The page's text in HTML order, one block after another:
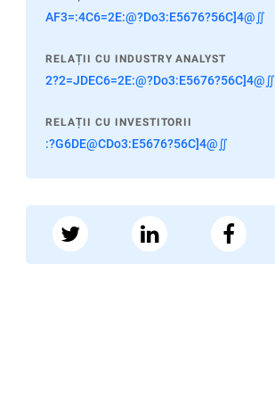
AF3=:4C6=2E:@?Do3:E5676?56C]4@∬
RELAȚII CU INDUSTRY ANALYST
2?2=JDEC6=2E:@?Do3:E5676?56C]4@∬
RELAȚII CU INVESTITORII
:?G6DE@CDo3:E5676?56C]4@∬